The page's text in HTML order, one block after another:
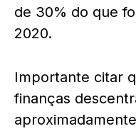
de 30% do que
2020.
Importante citar
finanças